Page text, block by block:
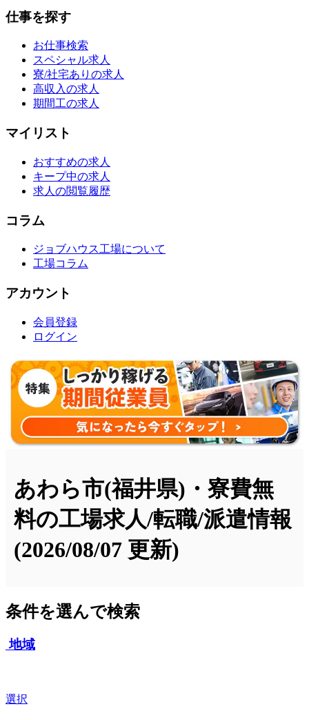
仕事を探す
お仕事検索
スペシャル求人
寮/社宅ありの求人
高収入の求人
期間工の求人
マイリスト
おすすめの求人
キープ中の求人
求人の閲覧履歴
コラム
ジョブハウス工場について
工場コラム
アカウント
会員登録
ログイン
あわら市(福井県)・寮費無
料の工場求人/転職/派遣情報
(2026/08/07 更新)
条件を選んで検索
地域
選択